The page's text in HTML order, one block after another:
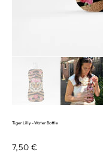
Tiger Lilly - Water Bottle
Precio
7,50 €